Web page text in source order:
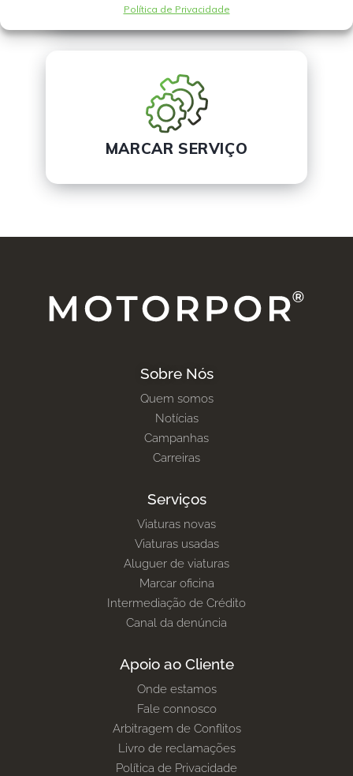
Política de Privacidade
MARCAR SERVIÇO
Sobre Nós
Quem somos
Notícias
Campanhas
Carreiras
Serviços
Viaturas novas
Viaturas usadas
Aluguer de viaturas
Marcar oficina
Intermediação de Crédito
Canal da denúncia
Apoio ao Cliente
Onde estamos
Fale connosco
Arbitragem de Conflitos
Livro de reclamações
Política de Privacidade